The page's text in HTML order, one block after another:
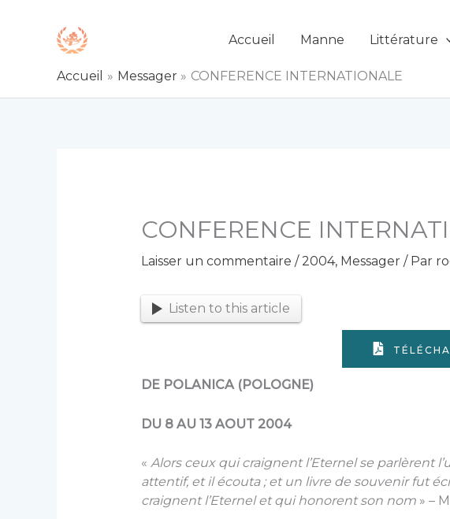
Accueil Manne Littérature
Accueil Messager CONFERENCE INTERNATIONALE
CONFERENCE
Laisser un commentaire / 2004, Messager/ Par
Listen to this article
DE POLANICA (POLOGNE)
DU 8 AU 13 AOUT 2004
« Alors ceux qui craignent l’Eternel se parlèrent
attentif, et il écouta ; et un livre de souvenir fut
craignent l’Eternel et qui honorent son nom» –